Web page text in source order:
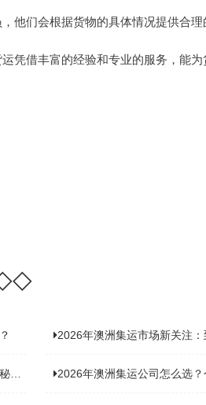
他们会根据货物的具体情况提供合理
凭借丰富的经验和专业的服务，能为
2026年澳洲集运市场新关注：
2026年澳洲集运公司怎么选？个